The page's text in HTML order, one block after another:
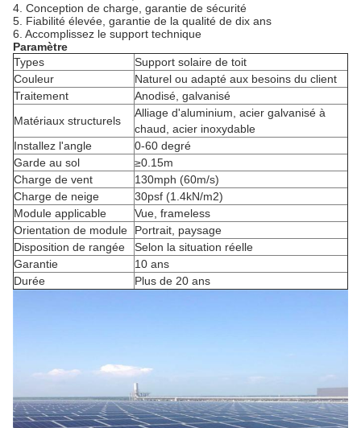
4. Conception de charge, garantie de sécurité
5. Fiabilité élevée, garantie de la qualité de dix ans
6. Accomplissez le support technique
Paramètre
Types
Support solaire de toit
Couleur
Naturel ou adapté aux besoins du client
Traitement
Anodisé, galvanisé
Matériaux structurels
Alliage d'aluminium, acier galvanisé à
chaud, acier inoxydable
Installez l'angle
0-60 degré
Garde au sol
≥0.15m
Charge de vent
130mph (60m/s)
Charge de neige
30psf (1.4kN/m2)
Module applicable
Vue, frameless
Orientation de module
Portrait, paysage
Disposition de rangée
Selon la situation réelle
Garantie
10 ans
Durée
Plus de 20 ans